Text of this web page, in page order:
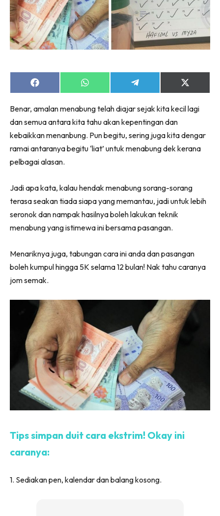
Share
on
Share
on
Share
on
Share
on
(Twitter)
Benar, amalan menabung telah diajar sejak kita kecil lagi
dan semua antara kita tahu akan kepentingan dan
kebaikkan menanbung. Pun begitu, sering juga kita dengar
ramai antaranya begitu ‘liat’ untuk menabung dek kerana
pelbagai alasan.
Jadi apa kata, kalau hendak menabung sorang-sorang
terasa seakan tiada siapa yang memantau, jadi untuk lebih
seronok dan nampak hasilnya boleh lakukan teknik
menabung yang istimewa ini bersama pasangan.
Menariknya juga, tabungan cara ini anda dan pasangan
boleh kumpul hingga 5K selama 12 bulan! Nak tahu caranya
jom semak.
Tips simpan duit cara ekstrim! Okay ini
caranya:
1. Sediakan pen, kalendar dan balang kosong.